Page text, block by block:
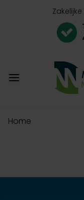
Home